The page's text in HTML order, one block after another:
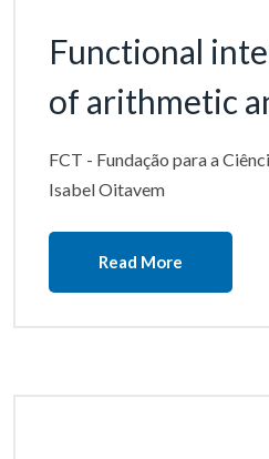
Functional
of arithmetic
FCT - Fundação para a
Isabel Oitavem
Read More